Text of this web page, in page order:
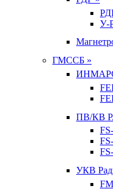
У-
ГМССБ »
ПВ/КВ
УКВ